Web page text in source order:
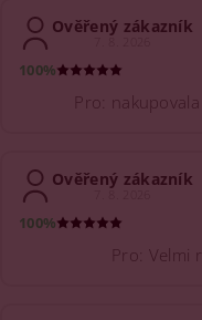
Ověřený zákazník
100%
Pro:
Ověřený zákazník
100%
Pro: Velmi